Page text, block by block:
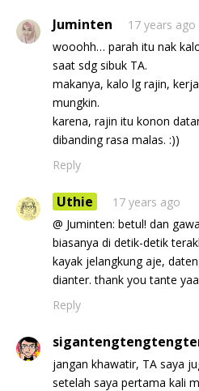
Juminten
17 years ago
wooohh… parah itu nak
saat sdg sibuk TA.
makanya, kalo lg rajin,
mungkin.
karena, rajin itu konon
dibanding rasa malas. :))
Reply
Uthie
17 years ago
@ Juminten: betul! dan
biasanya di detik-detik
kayak jelangkung aje,
dianter. thank you tante
Reply
jangan khawatir, TA saya
setelah saya pertama kali